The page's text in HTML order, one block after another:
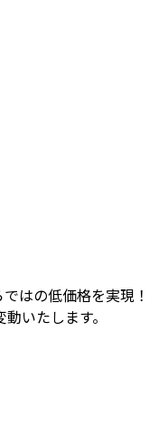
ではの低価格を実現！
いたします。